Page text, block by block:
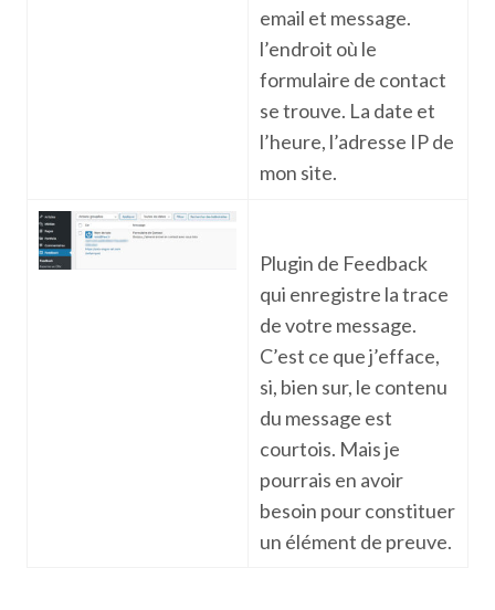
email et message.
l’endroit où le
formulaire de contact
se trouve. La date et
l’heure, l’adresse IP de
mon site.
Plugin de Feedback
qui enregistre la trace
de votre message.
C’est ce que j’efface,
si, bien sur, le contenu
du message est
courtois. Mais je
pourrais en avoir
besoin pour constituer
un élément de preuve.